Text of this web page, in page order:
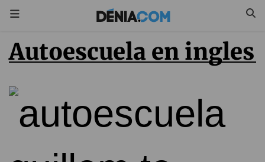
autoescuela en ingles